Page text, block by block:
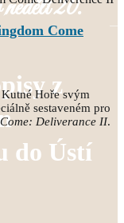
20.
z
do Ústí
Come
Hoře svým
sestaveném pro
Deliverance II.